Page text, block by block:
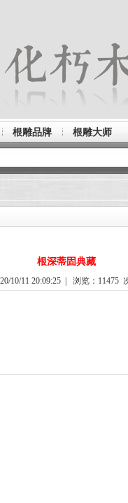
根雕品牌 根雕大师
根深蒂固典藏
10/11 20:09:25 | 浏览： 11475